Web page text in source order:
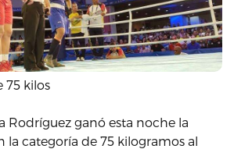
75 kilos
Rodríguez ganó esta noche la
la categoría de 75 kilogramos al